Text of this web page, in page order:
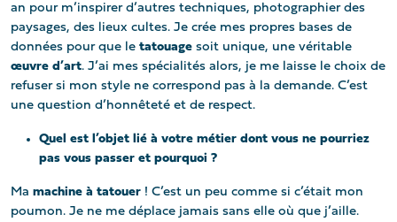
an pour m’inspirer d’autres techniques, photographier des
paysages, des lieux cultes. Je crée mes propres bases de
données pour que le tatouage soit unique, une véritable
œuvre d’art. J’ai mes spécialités alors, je me laisse le choix de
refuser si mon style ne correspond pas à la demande. C’est
une question d’honnêteté et de respect.
Quel est l’objet lié à votre métier dont vous ne pourriez
pas vous passer et pourquoi ?
Ma machine à tatouer ! C’est un peu comme si c’était mon
poumon. Je ne me déplace jamais sans elle où que j’aille.